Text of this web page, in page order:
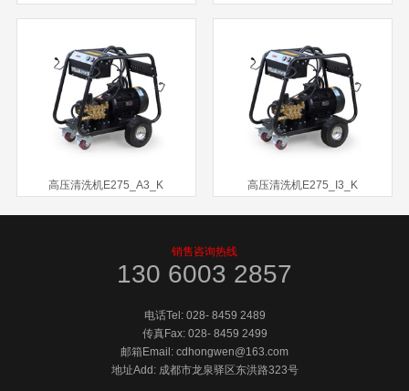
高压清洗机E275_A3_K 高压清洗机E275_I3_K
销售咨询热线
130 6003 2857
电话Tel: 028- 8459 2489
传真Fax: 028- 8459 2499
邮箱Email: cdhongwen@163.com
地址Add: 成都市龙泉驿区东洪路323号